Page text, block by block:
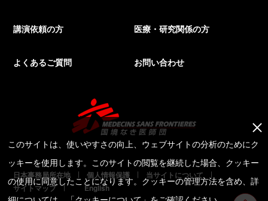
講演依頼の方 医療・研究関係の方
よくあるご質問 お問い合わせ
日本事務局所在地 個人情報保護
当サイトについて
サイトマップ
English
このサイトは、使いやすさの向上、ウェブサイトの分析のためにク
ッキーを使用します。このサイトの閲覧を継続した場合、クッキー
の使用に同意したことになります。クッキーの管理方法を含め、詳